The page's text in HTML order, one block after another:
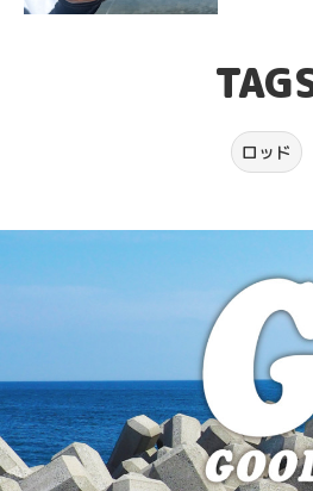
ロッド